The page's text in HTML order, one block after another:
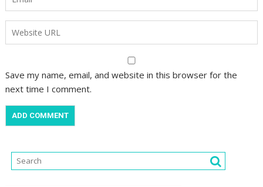
Save my name, email, and website in this browser for the
next time I comment.